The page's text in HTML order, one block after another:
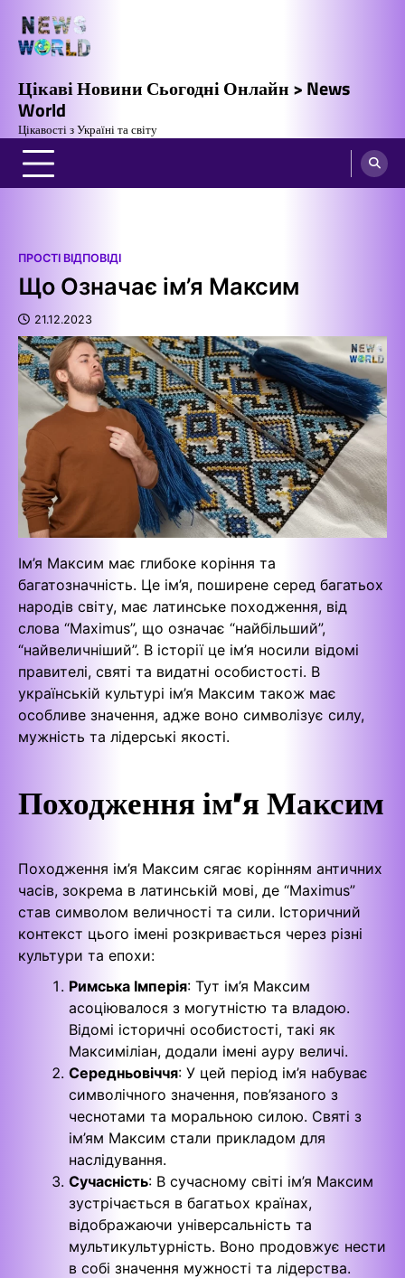
вмісту
Цікаві Новини Сьогодні Онлайн > News
World
Цікавості з Україні та світу
ПРОСТІ ВІДПОВІДІ
Що Означає ім’я Максим
21.12.2023
Ім’я Максим має глибоке коріння та
багатозначність. Це ім’я, поширене серед багатьох
народів світу, має латинське походження, від
слова “Maximus”, що означає “найбільший”,
“найвеличніший”. В історії це ім’я носили відомі
правителі, святі та видатні особистості. В
українській культурі ім’я Максим також має
особливе значення, адже воно символізує силу,
мужність та лідерські якості.
Походження ім’я Максим
Походження ім’я Максим сягає корінням античних
часів, зокрема в латинській мові, де “Maximus”
став символом величності та сили. Історичний
контекст цього імені розкривається через різні
культури та епохи:
Римська Імперія: Тут ім’я Максим
асоціювалося з могутністю та владою.
Відомі історичні особистості, такі як
Максиміліан, додали імені ауру величі.
Середньовіччя: У цей період ім’я набуває
символічного значення, пов’язаного з
чеснотами та моральною силою. Святі з
ім’ям Максим стали прикладом для
наслідування.
Сучасність: В сучасному світі ім’я Максим
зустрічається в багатьох країнах,
відображаючи універсальність та
мультикультурність. Воно продовжує нести
в собі значення мужності та лідерства.